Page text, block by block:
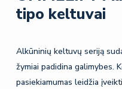
tipo keltuvai
Alkūninių keltuvų seriją
žymiai padidina galimybes.
pasiekiamumas leidžia